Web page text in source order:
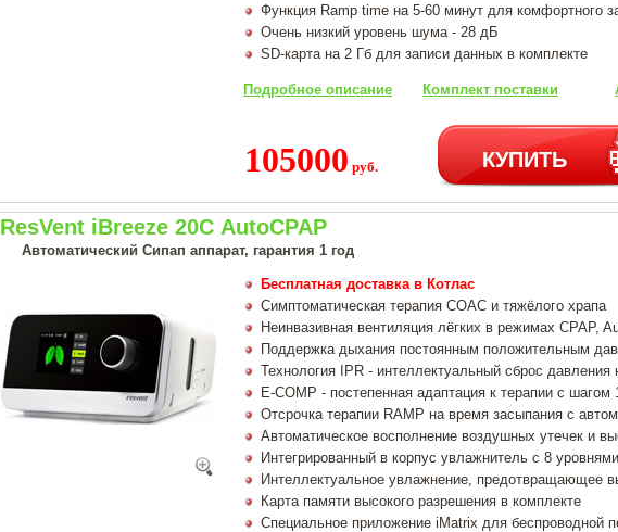
Функция Ramp time на 5-60 минут для комфортного
Очень низкий уровень шума - 28 дБ
SD-карта на 2 Гб для записи данных в комплекте
Подробное описание Комплект поставки
105000 руб. КУПИТЬ
ResVent iBreeze 20С AutoCPAP
Автоматический Сипап аппарат, гарантия 1 год
Бесплатная доставка в Котлас
Симптоматическая терапия СОАС и тяжёлого храпа
Неинвазивная вентиляция лёгких в режимах CPAP,
Поддержка дыхания постоянным положительным
Технология IPR - интеллектуальный сброс давления
Е-СОМР - постепенная адаптация к терапии с
Отсрочка терапии RAMP на время засыпания с
Автоматическое восполнение воздушных утечек и
Интегрированный в корпус увлажнитель с 8
Интеллектуальное увлажнение, предотвращающее
Карта памяти высокого разрешения в комплекте
Специальное приложение iMatrix для беспроводной